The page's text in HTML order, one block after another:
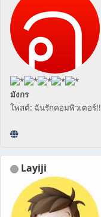
มังกร
โพสต์: ฉันรักคอมพิวเตอร์!!
Layiji